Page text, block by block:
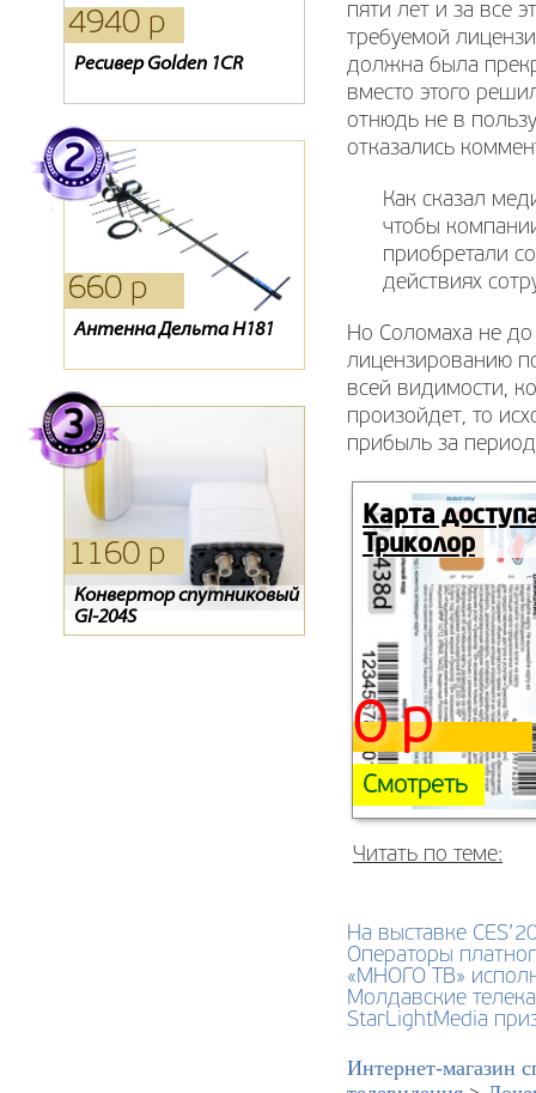
4940 р
Ресивер Golden 1CR
1090 р
Кронштейн диагонали
2480 р
Карта Телекарта
660 р
Антенна Дельта Н181
170 р
Пульт dre 5000 ic
4510 р
Модуль CI+ CAM Viaccess
1160 р
Конвертор спутниковый
GI-204S
390 р
Конвертор спутниковый
GI-201
4400 р
Обмен ресиверов
Телекарта SD на HD.
Ресивер EVO-07
пяти лет и за все
требуемой
должна была
вместо этого
отнюдь не в
отказались
Как сказал
чтобы
приобретали
действиях
Но Соломаха не
лицензированию
всей видимости,
произойдет, то
прибыль за
Карта
Триколор
Смотреть
0 р
Читать по теме:
На выставке
Операторы
«МНОГО ТВ»
Молдавские
StarLightMedia
Интернет-магазин